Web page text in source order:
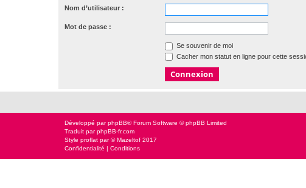
Nom d’utilisateur :
Mot de passe :
Se souvenir de moi
Cacher mon statut en ligne pour cette
Développé parphpBB® Forum Software © phpBB Limited
Traduit parphpBB-fr.com
Style proflat par ©Mazeltof 2017
Confidentialité | Conditions